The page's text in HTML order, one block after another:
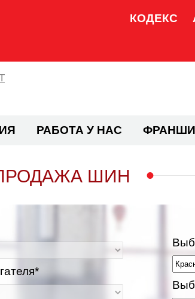
КОДЕКС
РАБОТА У НАС
ШИН